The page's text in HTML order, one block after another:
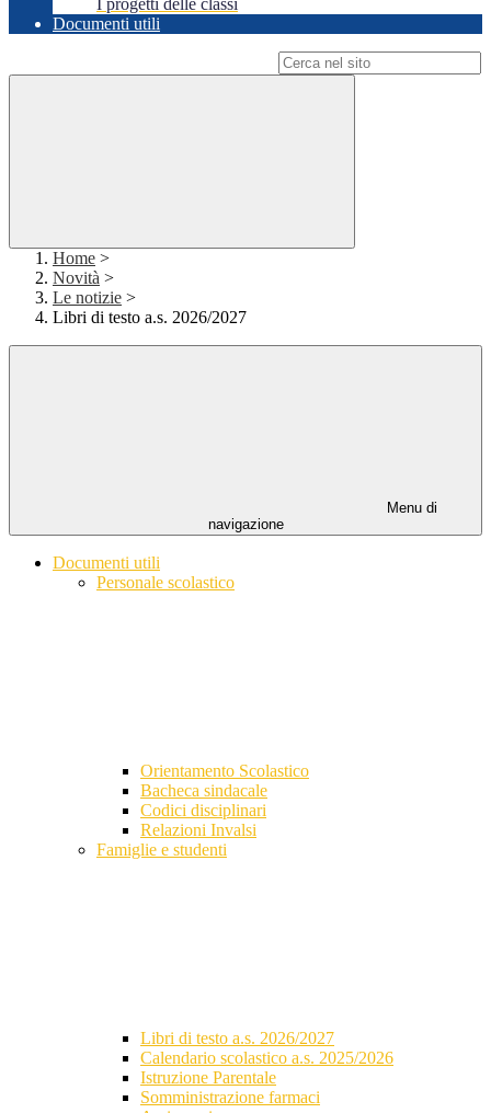
I progetti delle classi
Documenti utili
Home >
Novità >
Le notizie >
Libri di testo a.s. 2026/2027
Menu di
navigazione
Documenti utili
Personale scolastico
Orientamento Scolastico
Bacheca sindacale
Codici disciplinari
Relazioni Invalsi
Famiglie e studenti
Libri di testo a.s. 2026/2027
Calendario scolastico a.s. 2025/2026
Istruzione Parentale
Somministrazione farmaci